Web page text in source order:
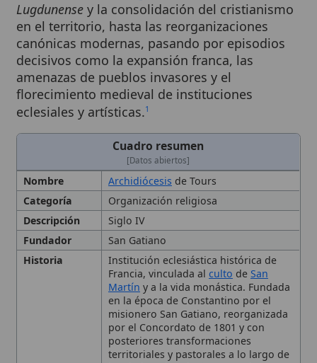
decisivos como la expansión franca, las
amenazas de pueblos invasores y el
florecimiento medieval de instituciones
eclesiales y artísticas.1
Cuadro resumen
[Datos abiertos]
Organización religiosa
Siglo IV
Fundador
San Gatiano
Historia
Institución eclesiástica histórica de
Francia, vinculada alcultodeSan
Martíny a la vida monástica. Fundada
en la época de Constantino por el
misionero San Gatiano, reorganizada
por el Concordato de 1801 y con
posteriores transformaciones
territoriales y pastorales a lo largo de
la Edad Media y la época moderna.
Francia
San Martín de Tours
Diócesis, Arquidiócesis